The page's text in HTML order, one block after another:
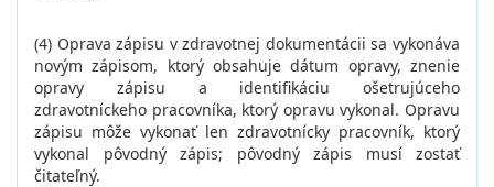
(4) Oprava zápisu v zdravotnej dokumentácii sa vykonáva
novým zápisom, ktorý obsahuje dátum opravy, znenie
opravy zápisu a identifikáciu ošetrujúceho
zdravotníckeho pracovníka, ktorý opravu vykonal. Opravu
zápisu môže vykonať len zdravotnícky pracovník, ktorý
vykonal pôvodný zápis; pôvodný zápis musí zostať
čitateľný.